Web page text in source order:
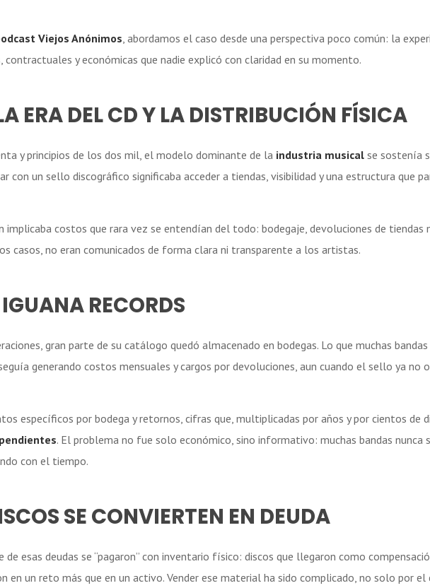
Viejos Anónimos, abordamos el caso desde una perspectiva poco común: la
contractuales y económicas que nadie explicó con claridad en su momento.
ERA DEL CD Y LA DISTRIBUCIÓN FÍSICA
y principios de los dos mil, el modelo dominante de la industria musical se sostenía
con un sello discográfico significaba acceder a tiendas, visibilidad y una estructura que
implicaba costos que rara vez se entendían del todo: bodegaje, devoluciones de
casos, no eran comunicados de forma clara ni transparente a los artistas.
RECORDS
gran parte de su catálogo quedó almacenado en bodegas. Lo que muchas
generando costos mensuales y cargos por devoluciones, aun cuando el sello ya no
específicos por bodega y retornos, cifras que, multiplicadas por años y por cientos de
. El problema no fue solo económico, sino informativo: muchas bandas nunca
con el tiempo.
SE CONVIERTEN EN DEUDA
de esas deudas se “pagaron” con inventario físico: discos que llegaron como
en un reto más que en un activo. Vender ese material ha sido complicado, no solo por